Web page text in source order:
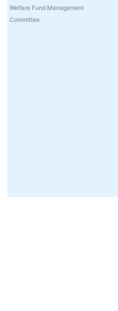
Welfare Fund Management
Committee